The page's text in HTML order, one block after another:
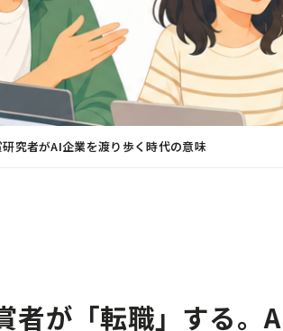
究者がAI企業を渡り歩く時代の意味
者が「転職」する。